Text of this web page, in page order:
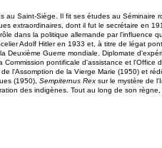
Saint-Siège. Il fit ses études au
extraordinaires, dont il fut le secrétaire en
dans la politique allemande par l'influence
Adolf Hitler en 1933 et, à titre de légat
Guerre mondiale. Diplomate
pontificale d'assistance et
l'Assomption de la Vierge Marie (1950) et
(1950), Sempiternus Rex sur le mystère de
des indigènes. Tout au long de son